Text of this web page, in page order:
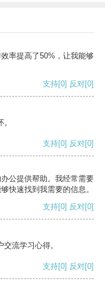
率提高了50%，让我能够
支持[0] 反对[0]
支持[0] 反对[0]
公提供帮助。我经常需要
快速找到我需要的信息。
支持[0] 反对[0]
流学习心得。
支持[0] 反对[0]